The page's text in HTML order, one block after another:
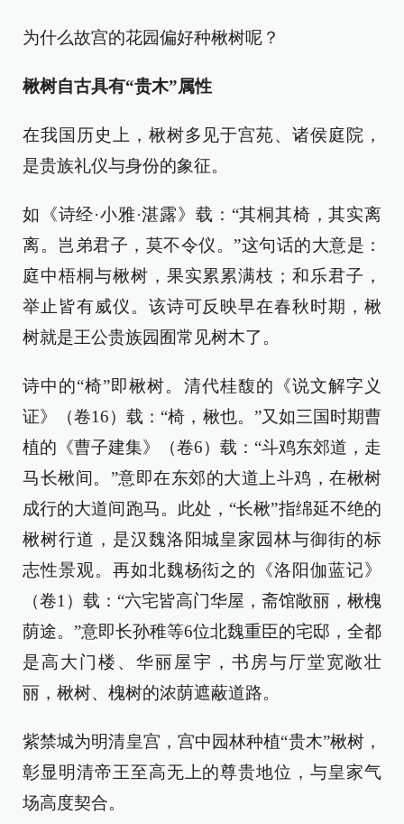
为什么故宫的花园偏好种楸树呢？
楸树自古具有“贵木”属性
在我国历史上，楸树多见于宫苑、诸侯庭院，
是贵族礼仪与身份的象征。
如《诗经·小雅·湛露》载：“其桐其椅，其实离
离。岂弟君子，莫不令仪。”这句话的大意是：
庭中梧桐与楸树，果实累累满枝；和乐君子，
举止皆有威仪。该诗可反映早在春秋时期，楸
树就是王公贵族园囿常见树木了。
诗中的“椅”即楸树。清代桂馥的《说文解字义
证》（卷16）载：“椅，楸也。”又如三国时期曹
植的《曹子建集》（卷6）载：“斗鸡东郊道，走
马长楸间。”意即在东郊的大道上斗鸡，在楸树
成行的大道间跑马。此处，“长楸”指绵延不绝的
楸树行道，是汉魏洛阳城皇家园林与御街的标
志性景观。再如北魏杨衒之的《洛阳伽蓝记》
（卷1）载：“六宅皆高门华屋，斋馆敞丽，楸槐
荫途。”意即长孙稚等6位北魏重臣的宅邸，全都
是高大门楼、华丽屋宇，书房与厅堂宽敞壮
丽，楸树、槐树的浓荫遮蔽道路。
紫禁城为明清皇宫，宫中园林种植“贵木”楸树，
彰显明清帝王至高无上的尊贵地位，与皇家气
场高度契合。